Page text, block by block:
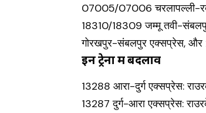
07005/07006 चरलापल्ली-
18310/18309 जम्मू तवी-
गोरखपुर-संबलपुर एक्सप्रेस, और
इन ट्रेनों में बदलाव
13288 आरा-दुर्ग एक्सप्रेस:
13287 दुर्ग-आरा एक्सप्रेस: